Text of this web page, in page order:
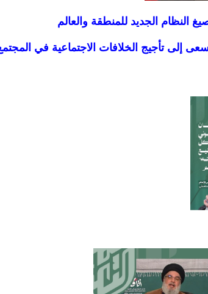
النظام الجديد للمنطقة والعالم
إلى تأجيج الخلافات الاجتماعية في